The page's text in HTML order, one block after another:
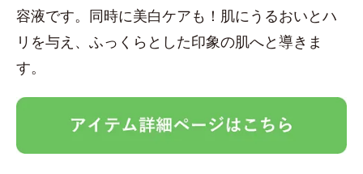
容液です。同時に美白ケアも！肌にうるおいとハ
リを与え、ふっくらとした印象の肌へと導きま
す。